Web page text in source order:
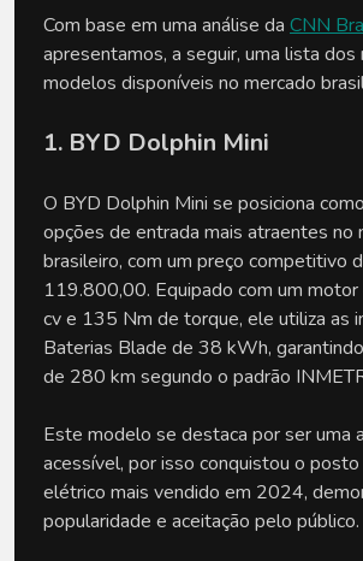
Com base em uma análise da CNN
apresentamos, a seguir, uma lista dos
modelos disponíveis no mercado
1. BYD Dolphin Mini
O BYD Dolphin Mini se posiciona
opções de entrada mais atraentes no
brasileiro, com um preço competitivo
119.800,00. Equipado com um
cv e 135 Nm de torque, ele utiliza as
Baterias Blade de 38 kWh,
de 280 km segundo o padrão
Este modelo se destaca por ser uma
acessível, por isso conquistou o posto
elétrico mais vendido em 2024,
popularidade e aceitação pelo público.